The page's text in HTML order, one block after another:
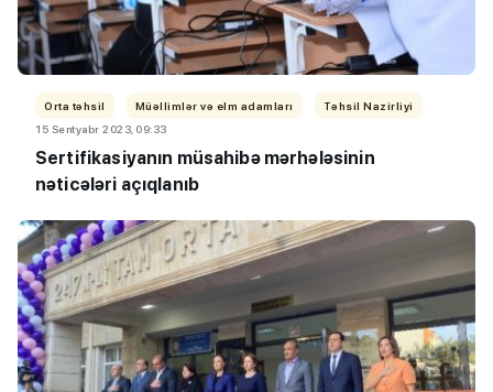
Orta təhsil Müəllimlər və elm adamları
Təhsil Nazirliyi
15 Sentyabr 2023, 09:33
Sertifikasiyanın müsahibə mərhələsinin
nəticələri açıqlanıb